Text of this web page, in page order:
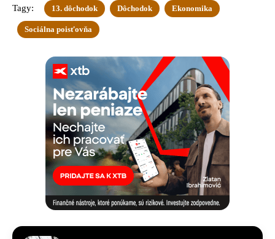
Tagy: 13. dôchodok Dôchodok Ekonomika
Sociálna poisťovňa